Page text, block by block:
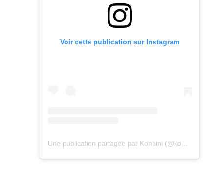
Voir cette publication sur Instagram
Une publication partagée par Konbini (@konbini)